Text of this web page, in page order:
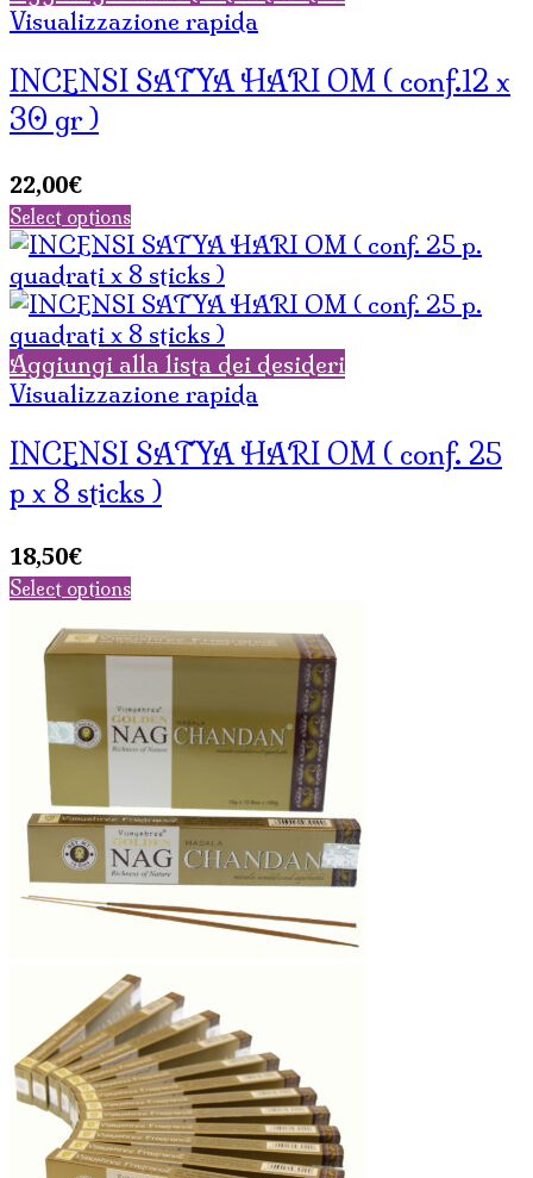
Visualizzazione rapida
INCENSI SATYA HARI OM ( conf.12 x
30 gr )
22,00€
Select options
Aggiungi alla lista dei desideri
Visualizzazione rapida
INCENSI SATYA HARI OM ( conf. 25
p x 8 sticks )
18,50€
Select options